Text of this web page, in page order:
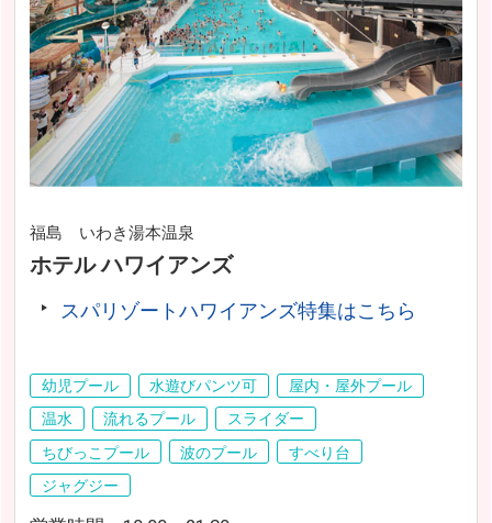
福島 いわき湯本温泉
ホテル ハワイアンズ
スパリゾートハワイアンズ特集はこちら
幼児プール 水遊びパンツ可
屋内・屋外プール
温水
流れるプール
スライダー
ちびっこプール
波のプール
すべり台
ジャグジー